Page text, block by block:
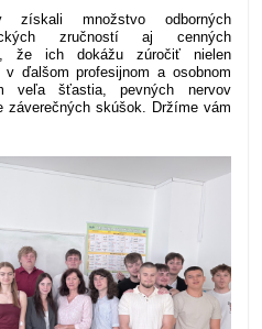
získali množstvo odborných
zručností aj cenných
že ich dokážu zúročiť nielen
ďalšom profesijnom a osobnom
veľa šťastia, pevných nervov
záverečných skúšok. Držíme vám